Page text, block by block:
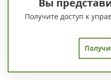
Вы
Получите доступ к